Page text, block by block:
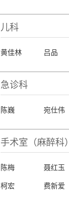
儿科
黄佳林 吕品
急诊科
陈巍 宛仕伟
手术室（麻醉科）
陈梅 聂红玉
柯宏 费新爱